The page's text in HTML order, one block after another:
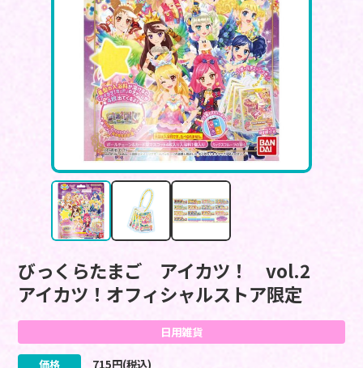
びっくらたまご アイカツ！ vol.2
アイカツ！オフィシャルストア限定
日用雑貨
価格 715円(税込)